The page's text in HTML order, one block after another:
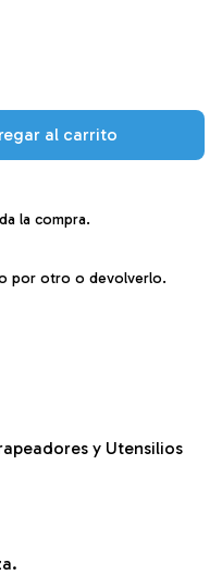
la compra.
por otro o devolverlo.
y Utensilios